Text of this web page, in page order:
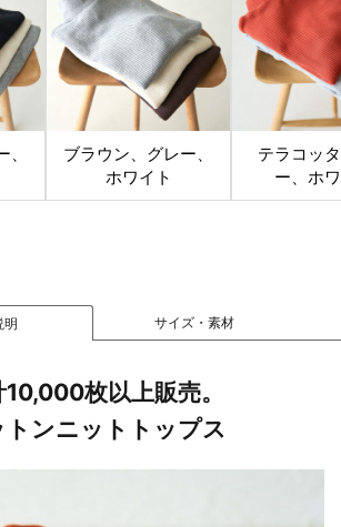
明 サイズ・素材
10,000枚以上販売。
トンニットトップス
ブラウン、グレー、
ホワイト
テラコッ
ー、ホ